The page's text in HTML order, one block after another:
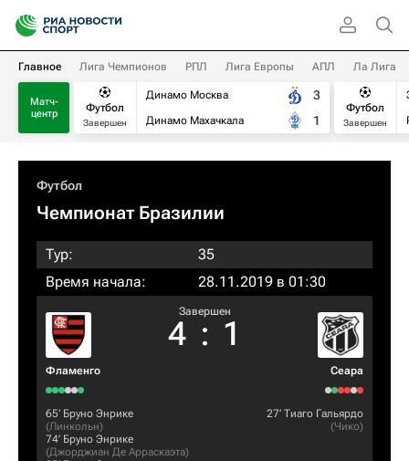
Главное Лига Чемпионов РПЛ Лига Европы АПЛ Ла Лига
Матч-
центр
Футбол
Завершен
Динамо Москва
Динамо Махачкала
3
1
Футбол
Завершен
Футбол
Чемпионат Бразилии
Тур:
35
Время начала:
28.11.2019 в 01:30
Фламенго
Завершен
4 : 1
Сеара
65‎’‎ Бруно Энрике
(Линкольн)
74‎’‎ Бруно Энрике
(Джорджиан Де Арраскаэта)
27‎’‎ Тиаго Гальярдо
(Чико)